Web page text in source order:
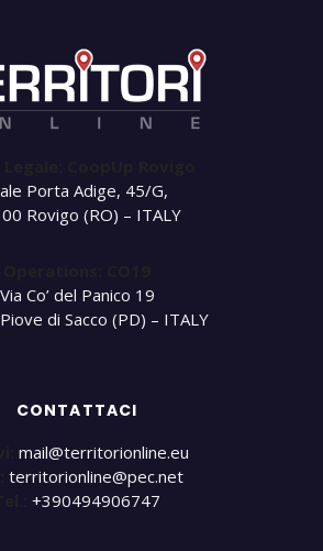
Porta Adige, 45/G,
Rovigo (RO) – ITALY
Via Co’ del Panico 19
di Sacco (PD) – ITALY
CONTATTACI
mail@territorionline.eu
territorionline@pec.net
+390494906747